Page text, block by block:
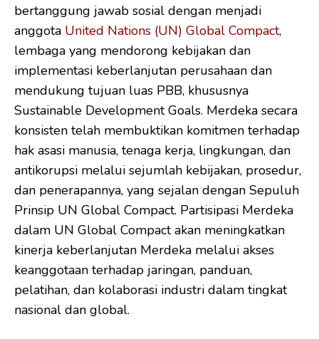
bertanggung jawab sosial dengan menjadi
anggota United Nations (UN) Global Compact,
lembaga yang mendorong kebijakan dan
implementasi keberlanjutan perusahaan dan
mendukung tujuan luas PBB, khususnya
Sustainable Development Goals. Merdeka secara
konsisten telah membuktikan komitmen terhadap
hak asasi manusia, tenaga kerja, lingkungan, dan
antikorupsi melalui sejumlah kebijakan, prosedur,
dan penerapannya, yang sejalan dengan Sepuluh
Prinsip UN Global Compact. Partisipasi Merdeka
dalam UN Global Compact akan meningkatkan
kinerja keberlanjutan Merdeka melalui akses
keanggotaan terhadap jaringan, panduan,
pelatihan, dan kolaborasi industri dalam tingkat
nasional dan global.